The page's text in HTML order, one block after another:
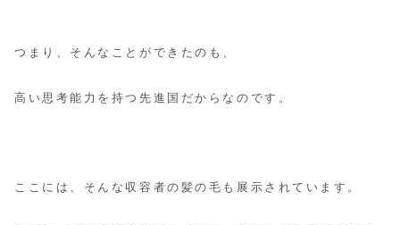
つまり、そんなことができたのも、
高い思考能力を持つ先進国だからなのです。
ここには、そんな収容者の髪の毛も展示されています。